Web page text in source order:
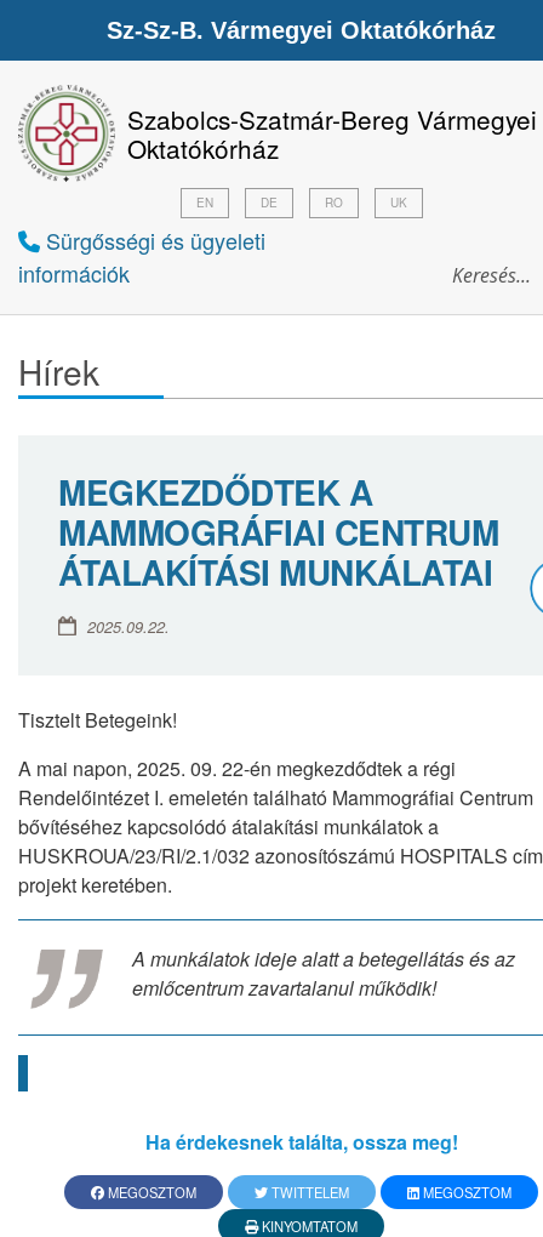
Szabolcs-Szatmár-Bereg Vármegyei
Oktatókórház
Sürgősségi és ügyeleti
információk
EN DE RO UK
Hírek
MEGKEZDŐDTEK A
MAMMOGRÁFIAI CENTRUM
ÁTALAKÍTÁSI MUNKÁLATAI
2025.09.22.
Tisztelt Betegeink!
A mai napon, 2025. 09. 22-én megkezdődtek a régi
Rendelőintézet I. emeletén található Mammográfiai Centrum
bővítéséhez kapcsolódó átalakítási munkálatok a
HUSKROUA/23/RI/2.1/032 azonosítószámú HOSPITALS cím
projekt keretében.
A munkálatok ideje alatt a betegellátás és az
emlőcentrum zavartalanul működik!
Ha érdekesnek találta, ossza meg!
MEGOSZTOM TWITTELEM
MEGOSZTOM
KINYOMTATOM
Sz-Sz-B. Vármegyei Oktatókórház